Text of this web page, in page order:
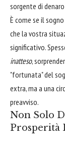
sorgente di
È come se il
che la vostra
significativo.
inatteso,
"fortunata" del
extra, ma a una
preavviso.
Non Solo
Prosperità